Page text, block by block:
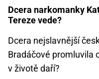
Dcera narkomanky
Tereze vede?
Dcera nejslavnější
Bradáčové promluvila
v životě daří?